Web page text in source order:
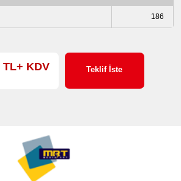
186
TL+ KDV Teklif İste